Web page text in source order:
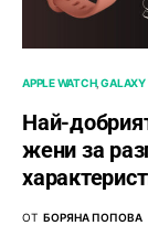
APPLE WATCH GALAXY
Най-
жени за
ОТ БОРЯНА ПОПОВА